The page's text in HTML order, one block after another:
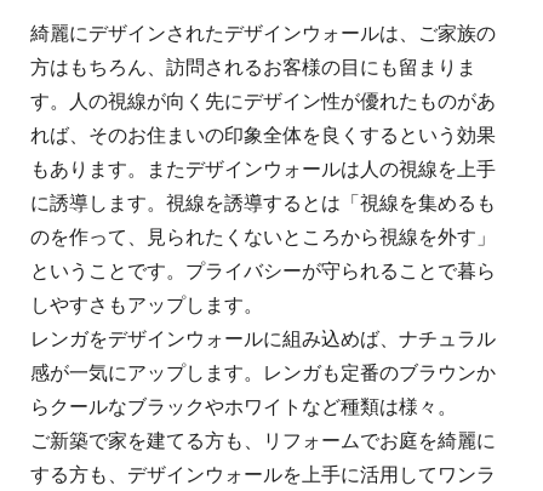
綺麗にデザインされたデザインウォールは、ご家族の
方はもちろん、訪問されるお客様の目にも留まりま
す。人の視線が向く先にデザイン性が優れたものがあ
れば、そのお住まいの印象全体を良くするという効果
もあります。またデザインウォールは人の視線を上手
に誘導します。視線を誘導するとは「視線を集めるも
のを作って、見られたくないところから視線を外す」
ということです。プライバシーが守られることで暮ら
しやすさもアップします。
レンガをデザインウォールに組み込めば、ナチュラル
感が一気にアップします。レンガも定番のブラウンか
らクールなブラックやホワイトなど種類は様々。
ご新築で家を建てる方も、リフォームでお庭を綺麗に
する方も、デザインウォールを上手に活用してワンラ